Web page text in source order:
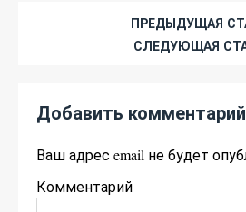
ПРЕДЫДУЩАЯ
СЛЕДУЮЩАЯ
Добавить комментарий
Ваш адрес email не будет
Комментарий